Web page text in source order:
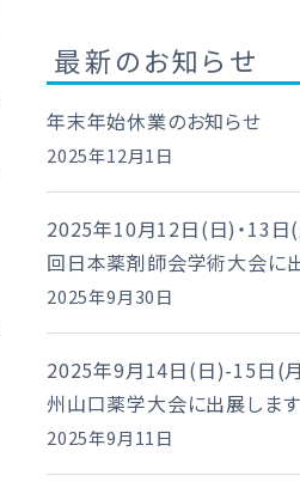
最新のお知らせ
年末年始休業のお知らせ
2025年12月1日
2025年10月12日(日)・13
回日本薬剤師会学術大会に
2025年9月30日
2025年9月14日(日)-15日(
州山口薬学大会に出展します
2025年9月11日